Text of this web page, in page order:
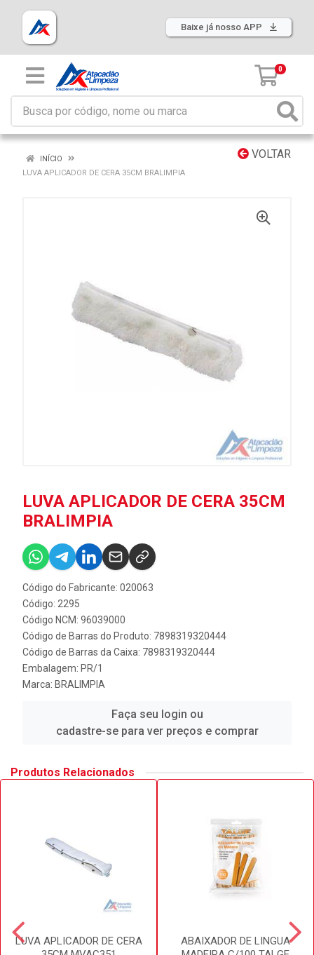
Baixe já nosso APP
0
VOLTAR
INÍCIO
LUVA APLICADOR DE CERA 35CM BRALIMPIA
LUVA APLICADOR DE CERA 35CM
BRALIMPIA
Código do Fabricante: 020063
Código: 2295
Código NCM: 96039000
Código de Barras do Produto: 7898319320444
Código de Barras da Caixa: 7898319320444
Embalagem: PR/1
Marca: BRALIMPIA
Faça seu login ou
cadastre-se para ver preços e comprar
Produtos Relacionados
LUVA APLICADOR DE CERA
ABAIXADOR DE LINGUA